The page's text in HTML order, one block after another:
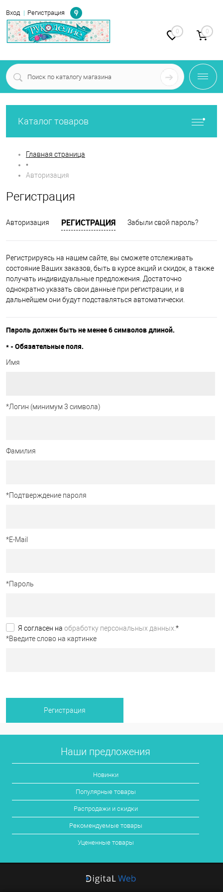
Вход Регистрация
Определение
0 0
Каталог товаров
Главная страница
•
Авторизация
Регистрация
Авторизация РЕГИСТРАЦИЯ Забыли свой пароль?
Регистрируясь на нашем сайте, вы сможете отслеживать
состояние Ваших заказов, быть в курсе акций и скидок, а также
получать индивидуальные предложения. Достаточно
однократно указать свои данные при регистрации, и в
дальнейшем они будут подставляться автоматически.
Пароль должен быть не менее 6 символов длиной.
* - Обязательные поля.
Имя
*Логин (минимум 3 символа)
Фамилия
*Подтверждение пароля
*E-Mail
*Пароль
Я согласен на обработку персональных данных. *
*Введите слово на картинке
Наши предложения
Новинки
Популярные товары
Распродажи и скидки
Рекомендуемые товары
Уцененные товары